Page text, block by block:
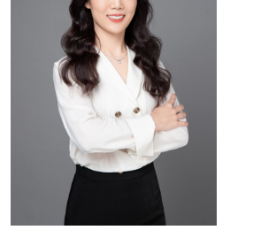
人才招聘